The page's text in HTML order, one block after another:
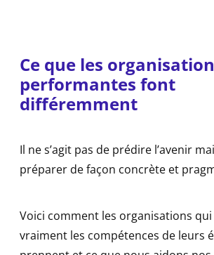
Ce que les
performantes font
différemment
Il ne s’agit pas de prédire l’avenir
préparer de façon concrète et
Voici comment les organisations
vraiment les compétences de leurs